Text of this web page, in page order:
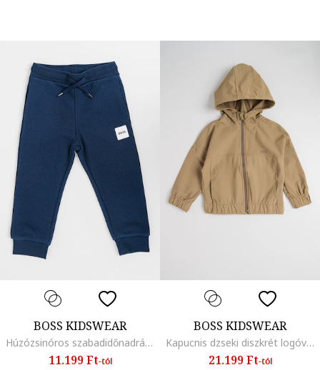
BOSS KIDSWEAR
Húzózsinóros szabadidőnadrág logós foltrátéttel, Tengerészkék
11.199 Ft-tól
BOSS KIDSWEAR
Kapucnis dzseki diszkrét logóval, Tevebarna
21.199 Ft-tól